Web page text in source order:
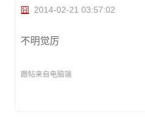
囧 2014-02-21 03:57:02
不明觉厉
跟帖来自电脑端